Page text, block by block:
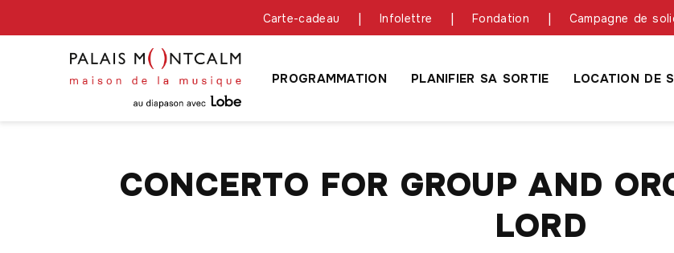
Carte-cadeau Infolettre Fondation Campagne de
PROGRAMMATION PLANIFIER SA SORTIE LOCATION DE
CONCERTO FOR GROUP AND
LORD